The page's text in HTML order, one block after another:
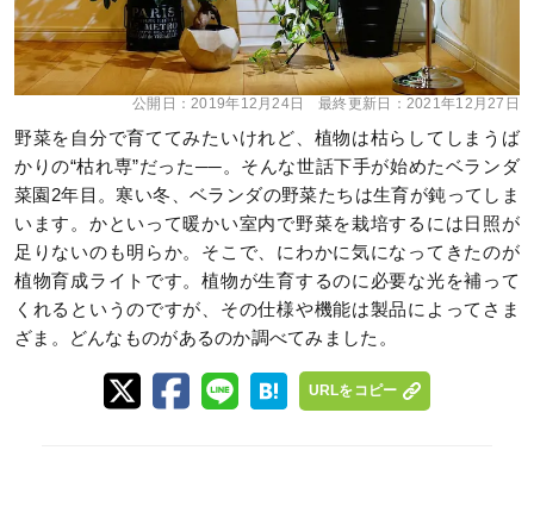
公開日：2019年12月24日 最終更新日： 2021年12月27日
野菜を自分で育ててみたいけれど、植物は枯らしてしまうば
かりの“枯れ専”だった──。そんな世話下手が始めたベランダ
菜園2年目。寒い冬、ベランダの野菜たちは生育が鈍ってしま
います。かといって暖かい室内で野菜を栽培するには日照が
足りないのも明らか。そこで、にわかに気になってきたのが
植物育成ライトです。植物が生育するのに必要な光を補って
くれるというのですが、その仕様や機能は製品によってさま
ざま。どんなものがあるのか調べてみました。
URLをコピー